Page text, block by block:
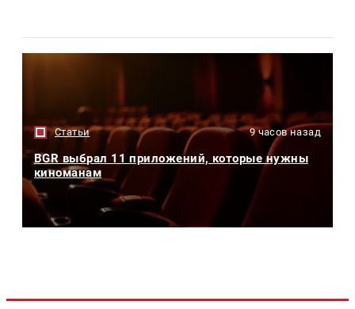
Статьи 9 часов назад
BGR выбрал 11 приложений, которые нужны
киноманам